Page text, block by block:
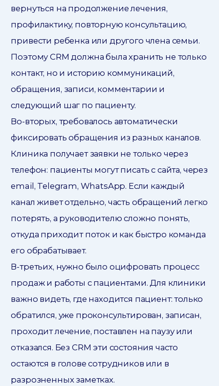
вернуться на продолжение лечения,
профилактику, повторную консультацию,
привести ребенка или другого члена семьи.
Поэтому CRM должна была хранить не только
контакт, но и историю коммуникаций,
обращения, записи, комментарии и
следующий шаг по пациенту.
Во-вторых, требовалось автоматически
фиксировать обращения из разных каналов.
Клиника получает заявки не только через
телефон: пациенты могут писать с сайта, через
email, Telegram, WhatsApp. Если каждый
канал живет отдельно, часть обращений легко
потерять, а руководителю сложно понять,
откуда приходит поток и как быстро команда
его обрабатывает.
В-третьих, нужно было оцифровать процесс
продаж и работы с пациентами. Для клиники
важно видеть, где находится пациент: только
обратился, уже проконсультирован, записан,
проходит лечение, поставлен на паузу или
отказался. Без CRM эти состояния часто
остаются в голове сотрудников или в
разрозненных заметках.